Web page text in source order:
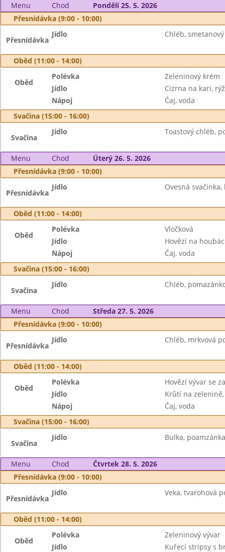
Menu Chod
Pondělí 25. 5. 2026
Přesnídávka (9:00 - 10:00)
Přesnídávka
Jídlo Chléb,
Oběd (11:00 - 14:00)
Oběd
Polévka
Zeleninový krém
Jídlo
Cizrna na kari,
Nápoj
Čaj, voda
Svačina (15:00 - 16:00)
Svačina
Jídlo Toastový chléb,
Menu Chod
Úterý 26. 5. 2026
Přesnídávka (9:00 - 10:00)
Přesnídávka
Jídlo Ovesná
Oběd (11:00 - 14:00)
Oběd
Polévka
Vločková
Jídlo
Hovězí na
Nápoj
Čaj, voda
Svačina (15:00 - 16:00)
Svačina
Jídlo Chléb,
Menu Chod
Středa 27. 5. 2026
Přesnídávka (9:00 - 10:00)
Přesnídávka
Jídlo Chléb, mrkvová
Oběd (11:00 - 14:00)
Oběd
Polévka
Hovězí vývar se
Jídlo
Krůtí na
Nápoj
Čaj, voda
Svačina (15:00 - 16:00)
Svačina
Jídlo Bulka,
Menu Chod
Čtvrtek 28. 5. 2026
Přesnídávka (9:00 - 10:00)
Přesnídávka
Jídlo Veka, tvarohová
Oběd (11:00 - 14:00)
Oběd
Polévka
Zeleninový vývar
Jídlo
Kuřecí stripsy s